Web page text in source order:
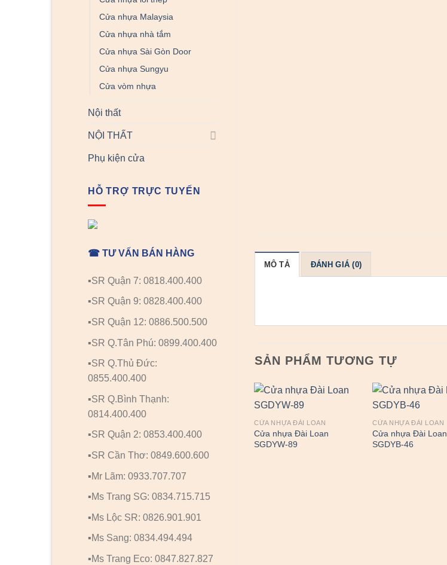
Cửa nhựa Malaysia
Cửa nhựa nhà tắm
Cửa nhựa Sài Gòn Door
Cửa nhựa Sungyu
Cửa vòm nhựa
Nội thất
NỘI THẤT
Phụ kiện cửa
HỖ TRỢ TRỰC TUYẾN
☎ TƯ VẤN BÁN HÀNG
▪️SR Quận 7: 0818.400.400
▪️SR Quận 9: 0828.400.400
▪️SR Quận 12: 0886.500.500
▪️SR Q.Tân Phú: 0899.400.400
▪️SR Q.Thủ Đức:
0855.400.400
▪️SR Q.Bình Thạnh:
0814.400.400
▪️SR Quận 2: 0853.400.400
▪️SR Cần Thơ: 0849.600.600
▪️Mr Lãm: 0933.707.707
▪️Ms Trang SG: 0834.715.715
▪️Ms Lộc SR: 0826.901.901
▪️Ms Sang: 0834.494.494
▪️Ms Trang Eco: 0847.827.827
MÔ TẢ ĐÁNH GIÁ (0)
SẢN PHẨM TƯƠNG TỰ
CỬA NHỰA ĐÀI LOAN
Cửa nhựa Đài Loan
SGDYW-89
CỬA NHỰA ĐÀI LOAN
Cửa nhựa Đài Loan
SGDYB-46